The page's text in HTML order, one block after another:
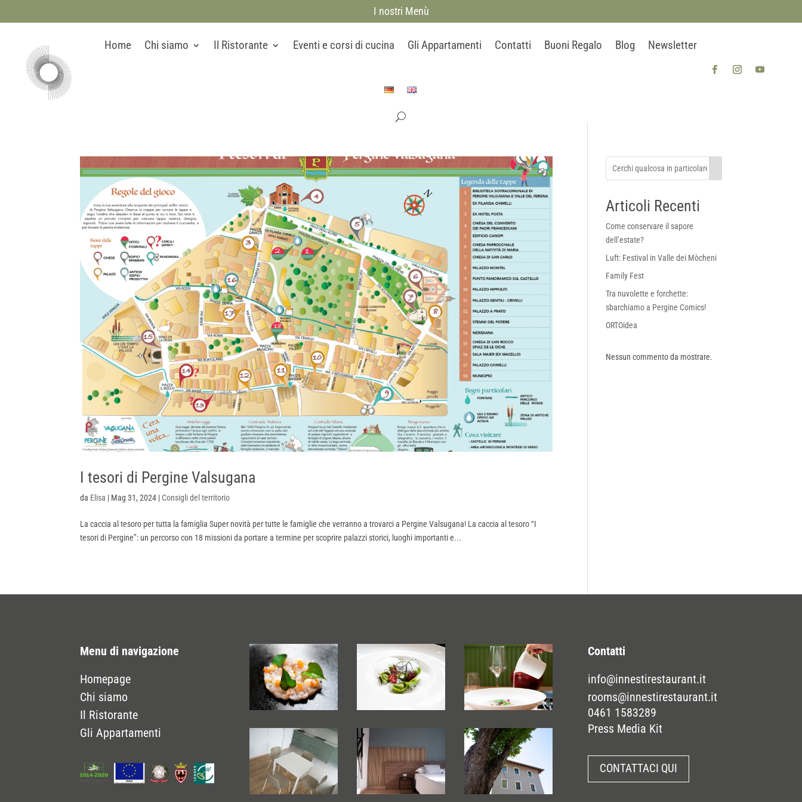
I nostri Menù
Home Chi siamo Il Ristorante Eventi e corsi di cucina Gli Appartamenti Contatti Buoni Regalo Blog Newsletter
I tesori di Pergine Valsugana
da Elisa | Mag 31, 2024 | Consigli del territorio
La caccia al tesoro per tutta la famiglia Super novità per tutte le famiglie che verranno a trovarci a Pergine Valsugana! La caccia al tesoro “I
tesori di Pergine”: un percorso con 18 missioni da portare a termine per scoprire palazzi storici, luoghi importanti e...
Articoli Recenti
Come conservare il sapore
dell’estate?
Luft: Festival in Valle dei Mòcheni
Family Fest
Tra nuvolette e forchette:
sbarchiamo a Pergine Comics!
ORTOidea
Nessun commento da mostrare.
Menu di navigazione
Homepage
Chi siamo
Il Ristorante
Gli Appartamenti
Contatti
info@innestirestaurant.it
rooms@innestirestaurant.it
0461 1583289
Press Media Kit
CONTATTACI QUI